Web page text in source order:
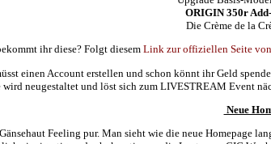
ORIGIN 350r
Die Crème de la
ihr diese? Folgt diesem Link zur offiziellen Seite
einen Account erstellen und schon könnt ihr Geld
wird neugestaltet und löst sich zum LIVESTREAM Event
Neue
Feeling pur. Man sieht wie die neue Homepage